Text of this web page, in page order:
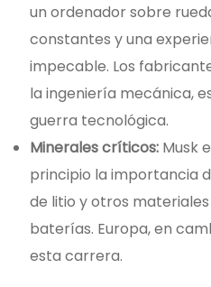
un ordenador sobre
constantes y una
impecable. Los
la ingeniería mecánica,
guerra tecnológica.
Minerales críticos: Musk
principio la importancia
de litio y otros
baterías. Europa, en
esta carrera.